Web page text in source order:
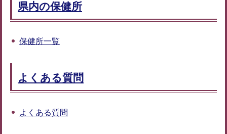
県内の保健所
保健所一覧
よくある質問
よくある質問